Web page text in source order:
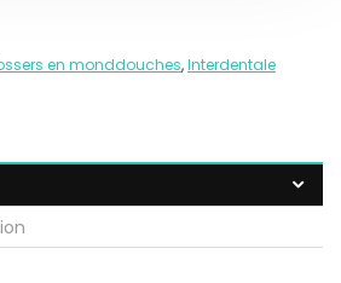
en monddouches,Interdentale